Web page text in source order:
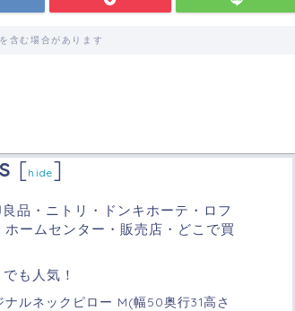
含む場合があります
[hide]
品・ニトリ・ドンキホーテ・ロフ
ームセンター・販売店・どこで買
も人気！
ルネックピロー M(幅50奥行31高さ